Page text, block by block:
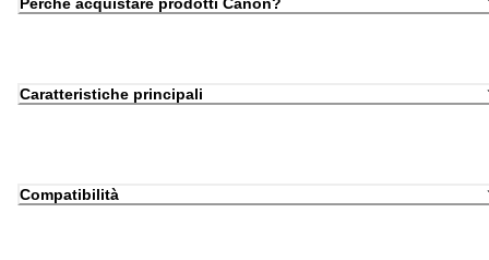
Caratteristiche principali
Compatibilità